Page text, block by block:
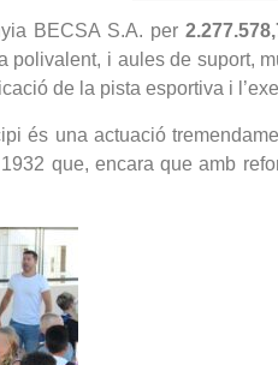
BECSA S.A. per
i aules de suport,
de la pista esportiva i
és una actuació
que, encara que amb